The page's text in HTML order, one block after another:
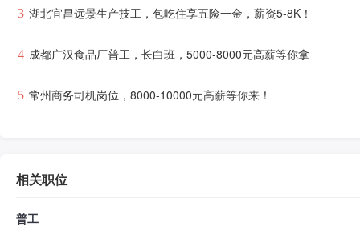
3 湖北宜昌远景生产技工，包吃住享五险一金，薪资5-8K！
4 成都广汉食品厂普工，长白班，5000-8000元高薪等你拿
5 常州商务司机岗位，8000-10000元高薪等你来！
相关职位
普工